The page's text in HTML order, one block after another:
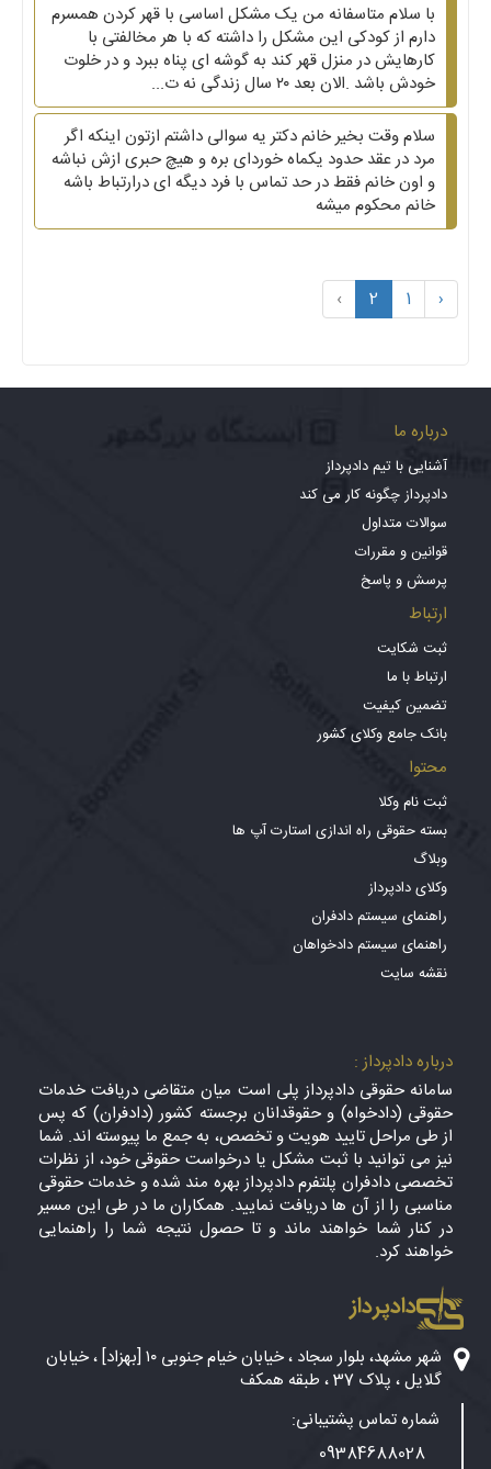
با سلام متاسفانه من یک مشکل اساسی با قهر کردن همسرم
دارم از کودکی این مشکل را داشته که با هر مخالفتی با
کارهایش در منزل قهر کند به گوشه ای پناه ببرد و در خلوت
خودش باشد .الان بعد ۲۰ سال زندگی نه ت...
سلام وقت بخیر خانم دکتر یه سوالی داشتم ازتون اینکه اگر
مرد در عقد حدود یکماه خوردای بره و هیچ حبری ازش نباشه
و اون خانم فقط در حد تماس با فرد دیگه ای درارتباط باشه
خانم محکوم میشه
‹
1
2
›
درباره ما
آشنایی با تیم دادپرداز
دادپرداز چگونه کار می کند
سوالات متداول
قوانین و مقررات
پرسش و پاسخ
ارتباط
ثبت شکایت
ارتباط با ما
تضمین کیفیت
بانک جامع وکلای کشور
محتوا
ثبت نام وکلا
بسته حقوقی راه اندازی استارت آپ ها
وبلاگ
وکلای دادپرداز
راهنمای سیستم دادفران
راهنمای سیستم دادخواهان
نقشه سایت
درباره دادپرداز :
سامانه حقوقی دادپرداز پلی است میان متقاضی دریافت خدمات
حقوقی (دادخواه) و حقوقدانان برجسته کشور (دادفران) که پس
از طی مراحل تایید هویت و تخصص، به جمع ما پیوسته اند. شما
نیز می توانید با ثبت مشکل یا درخواست حقوقی خود، از نظرات
تخصصی دادفران پلتفرم دادپرداز بهره مند شده و خدمات حقوقی
مناسبی را از آن ها دریافت نمایید. همکاران ما در طی این مسیر
در کنار شما خواهند ماند و تا حصول نتیجه شما را راهنمایی
خواهند کرد.
دادپرداز
شهر مشهد، بلوار سجاد ، خیابان خیام جنوبی ۱۰ [بهزاد] ، خیابان
گلایل ، پلاک 37 ، طبقه همکف
شماره تماس پشتیبانی:
09384688028